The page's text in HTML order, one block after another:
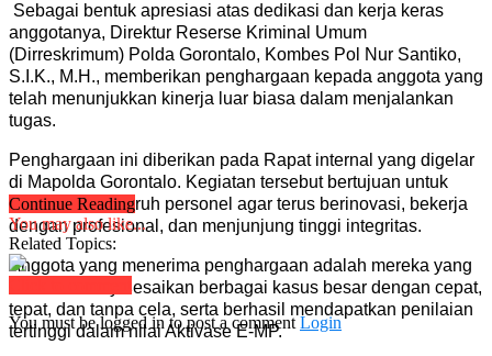
Sebagai bentuk apresiasi atas dedikasi dan kerja keras
anggotanya, Direktur Reserse Kriminal Umum
(Dirreskrimum) Polda Gorontalo, Kombes Pol Nur Santiko,
S.I.K., M.H., memberikan penghargaan kepada anggota yang
telah menunjukkan kinerja luar biasa dalam menjalankan
tugas.
Penghargaan ini diberikan pada Rapat internal yang digelar
di Mapolda Gorontalo. Kegiatan tersebut bertujuan untuk
memotivasi seluruh personel agar terus berinovasi, bekerja
dengan profesional, dan menjunjung tinggi integritas.
Anggota yang menerima penghargaan adalah mereka yang
berhasil menyelesaikan berbagai kasus besar dengan cepat,
tepat, dan tanpa cela, serta berhasil mendapatkan penilaian
tertinggi dalam nilai Aktivase E-MP.
Continue Reading
You may also like...
Related Topics:
You must be logged in to post a comment Login